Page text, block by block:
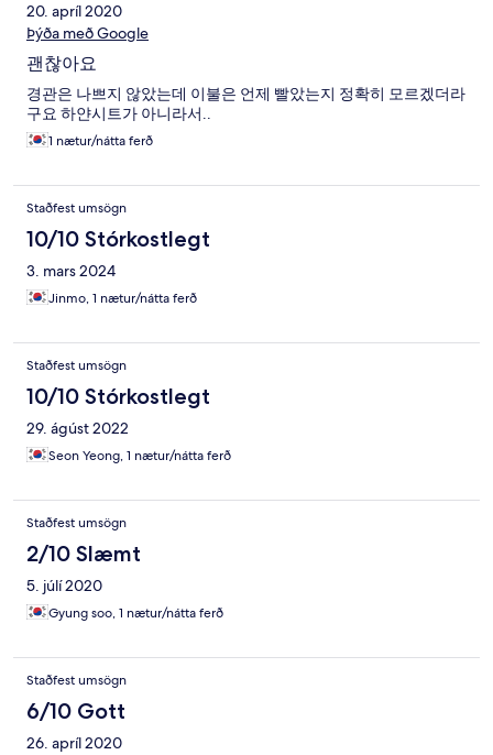
20. apríl 2020
Þýða með Google
괜찮아요
경관은 나쁘지 않았는데 이불은 언제 빨았는지 정확히 모르겠더라
구요 하얀시트가 아니라서..
1 nætur/nátta ferð
Staðfest umsögn
10/10 Stórkostlegt
3. mars 2024
Jinmo, 1 nætur/nátta ferð
Staðfest umsögn
10/10 Stórkostlegt
29. ágúst 2022
Seon Yeong, 1 nætur/nátta ferð
Staðfest umsögn
2/10 Slæmt
5. júlí 2020
Gyung soo, 1 nætur/nátta ferð
Staðfest umsögn
6/10 Gott
26. apríl 2020